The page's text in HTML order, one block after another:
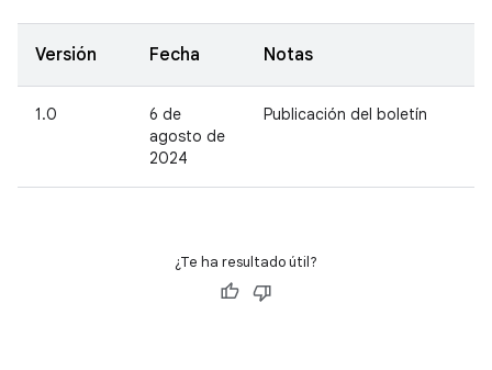
Versión Fecha Notas
1.0
6 de
agosto de
2024
Publicación del boletín
¿Te ha resultado útil?